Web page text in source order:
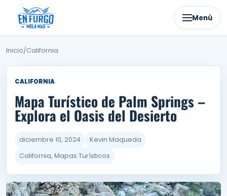
contenido
Menú
Inicio/California
CALIFORNIA
Mapa Turístico de Palm Springs –
Explora el Oasis del Desierto
diciembre 10, 2024
Kevin Maqueda
California, Mapas Turísticos